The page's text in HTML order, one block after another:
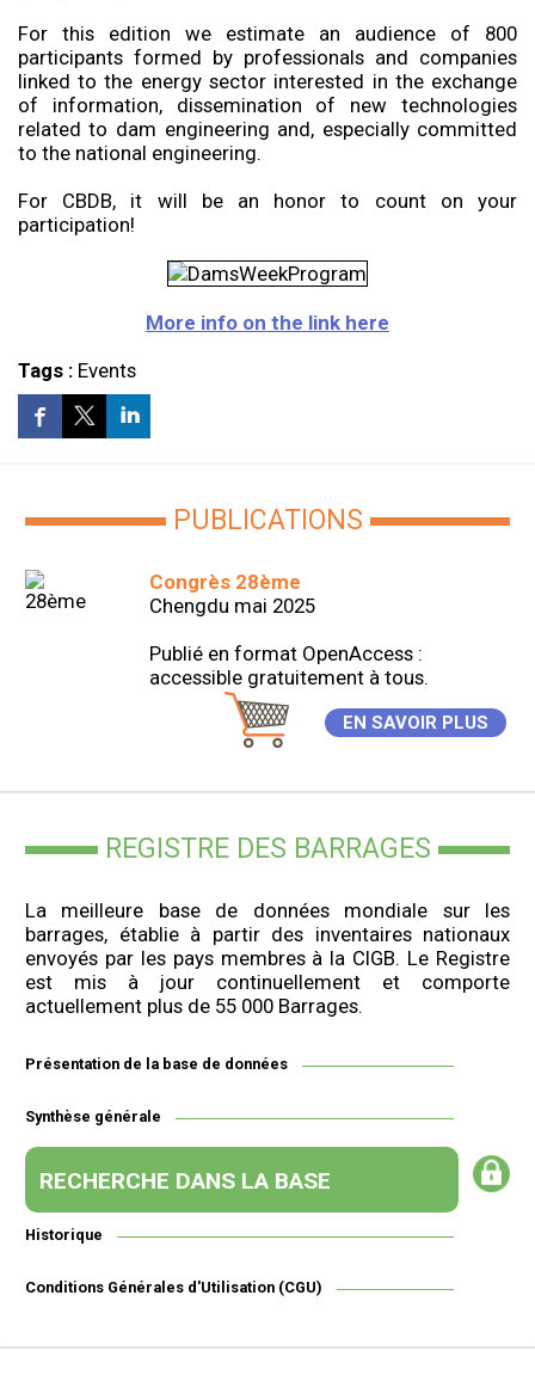
PUBLICATIONS
Congrès 28ème
Chengdu mai 2025
Publié en format OpenAccess :
accessible gratuitement à tous.
EN SAVOIR PLUS
REGISTRE DES BARRAGES
La meilleure base de données mondiale sur les
barrages, établie à partir des inventaires nationaux
envoyés par les pays membres à la CIGB. Le Registre
est mis à jour continuellement et comporte
actuellement plus de 55 000 Barrages.
Présentation de la base de données
Synthèse générale
RECHERCHE DANS LA BASE
Historique
Conditions Générales d'Utilisation (CGU)
For this edition we estimate an audience of 800
participants formed by professionals and companies
linked to the energy sector interested in the exchange
of information, dissemination of new technologies
related to dam engineering and, especially committed
to the national engineering.
For CBDB, it will be an honor to count on your
participation!
More info on the link here
Tags : Events